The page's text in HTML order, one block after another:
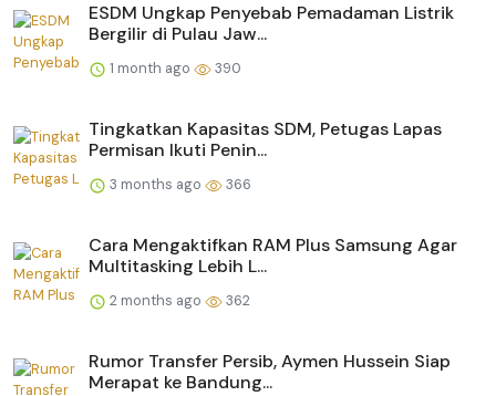
ESDM Ungkap Penyebab Pemadaman Listrik
Bergilir di Pulau Jaw...
1 month ago 390
Tingkatkan Kapasitas SDM, Petugas Lapas
Permisan Ikuti Penin...
3 months ago 366
Cara Mengaktifkan RAM Plus Samsung Agar
Multitasking Lebih L...
2 months ago 362
Rumor Transfer Persib, Aymen Hussein Siap
Merapat ke Bandung...